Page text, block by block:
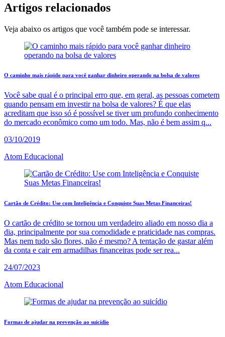
Artigos relacionados
Veja abaixo os artigos que você também pode se interessar.
O caminho mais rápido para você ganhar dinheiro operando na bolsa de valores
Você sabe qual é o principal erro que, em geral, as pessoas cometem
quando pensam em investir na bolsa de valores? É que elas
acreditam que isso só é possível se tiver um profundo conhecimento
do mercado econômico como um todo. Mas, não é bem assim q...
03/10/2019
Atom Educacional
Cartão de Crédito: Use com Inteligência e Conquiste Suas Metas Financeiras!
O cartão de crédito se tornou um verdadeiro aliado em nosso dia a
dia, principalmente por sua comodidade e praticidade nas compras.
Mas nem tudo são flores, não é mesmo? A tentação de gastar além
da conta e cair em armadilhas financeiras pode ser rea...
24/07/2023
Atom Educacional
Formas de ajudar na prevenção ao suicídio